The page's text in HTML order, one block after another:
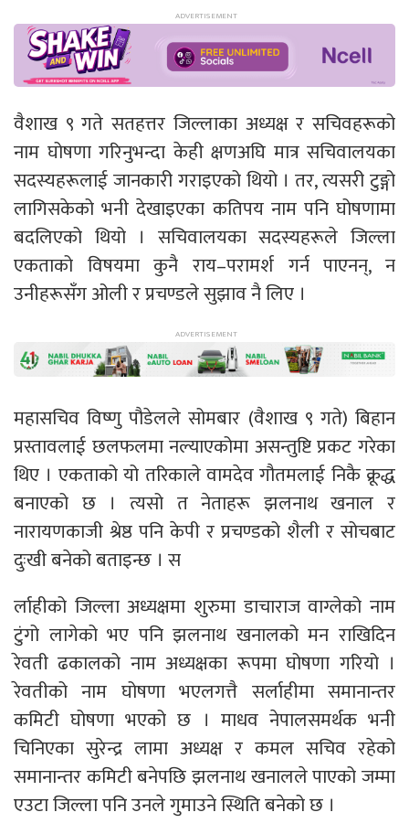
वैशाख ९ गते सतहत्तर जिल्लाका अध्यक्ष र सचिवहरूको
नाम घोषणा गरिनुभन्दा केही क्षणअघि मात्र सचिवालयका
सदस्यहरूलाई जानकारी गराइएको थियो । तर, त्यसरी टुङ्गो
लागिसकेको भनी देखाइएका कतिपय नाम पनि घोषणामा
बदलिएको थियो । सचिवालयका सदस्यहरूले जिल्ला
एकताको विषयमा कुनै राय–परामर्श गर्न पाएनन्, न
उनीहरूसँग ओली र प्रचण्डले सुझाव नै लिए ।
महासचिव विष्णु पौडेलले सोमबार (वैशाख ९ गते) बिहान
प्रस्तावलाई छलफलमा नल्याएकोमा असन्तुष्टि प्रकट गरेका
थिए । एकताको यो तरिकाले वामदेव गौतमलाई निकै क्रूद्ध
बनाएको छ । त्यसो त नेताहरू झलनाथ खनाल र
नारायणकाजी श्रेष्ठ पनि केपी र प्रचण्डको शैली र सोचबाट
दुःखी बनेको बताइन्छ । स
र्लाहीको जिल्ला अध्यक्षमा शुरुमा डाचाराज वाग्लेको नाम
टुंगो लागेको भए पनि झलनाथ खनालको मन राखिदिन
रेवती ढकालको नाम अध्यक्षका रूपमा घोषणा गरियो ।
रेवतीको नाम घोषणा भएलगत्तै सर्लाहीमा समानान्तर
कमिटी घोषणा भएको छ । माधव नेपालसमर्थक भनी
चिनिएका सुरेन्द्र लामा अध्यक्ष र कमल सचिव रहेको
समानान्तर कमिटी बनेपछि झलनाथ खनालले पाएको जम्मा
एउटा जिल्ला पनि उनले गुमाउने स्थिति बनेको छ ।